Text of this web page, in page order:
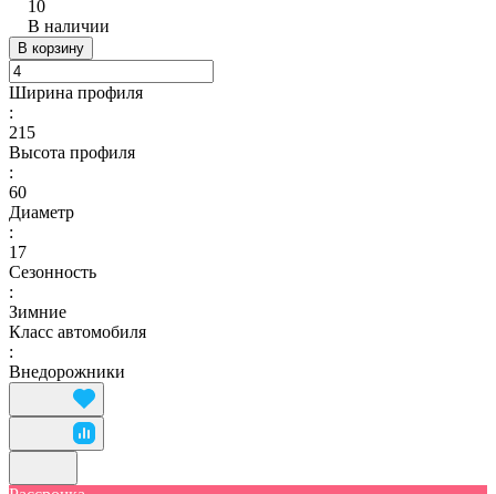
10
В наличии
В корзину
Ширина профиля
:
215
Высота профиля
:
60
Диаметр
:
17
Сезонность
:
Зимние
Класс автомобиля
:
Внедорожники